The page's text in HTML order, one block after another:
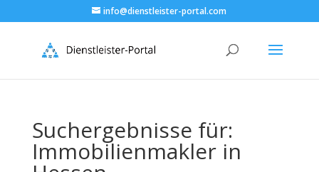
info@dienstleister-portal.com
Suchergebnisse für:
Immobilienmakler in